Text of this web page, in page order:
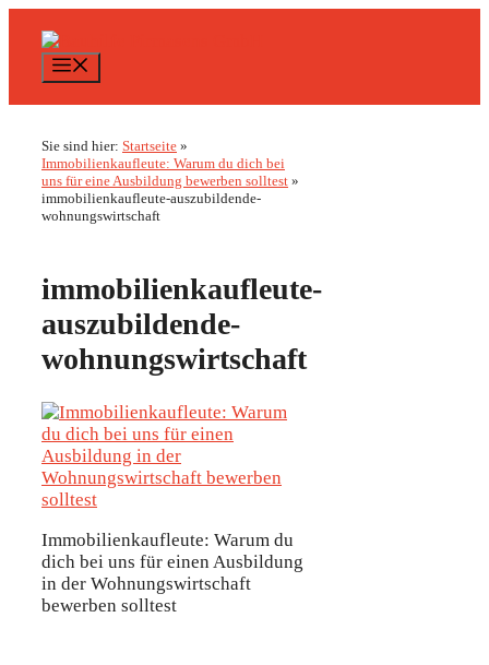
Inhalt
springen
Sie sind hier: Startseite »
Immobilienkaufleute: Warum du dich bei
uns für eine Ausbildung bewerben solltest »
immobilienkaufleute-auszubildende-
wohnungswirtschaft
immobilienkaufleute-
auszubildende-
wohnungswirtschaft
Immobilienkaufleute: Warum du
dich bei uns für einen Ausbildung
in der Wohnungswirtschaft
bewerben solltest